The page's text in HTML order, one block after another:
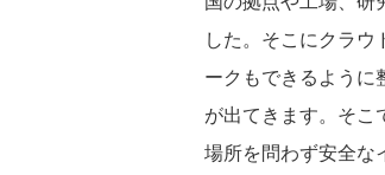
した。そこにクラ
ークもできるように
が出てきます。そこ
場所を問わず安全な